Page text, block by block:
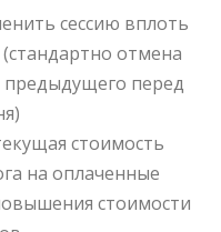
сессию вплоть
отмена
перед
стоимость
на оплаченные
стоимости